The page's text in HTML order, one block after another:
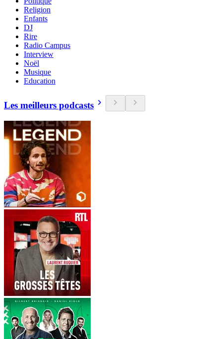
Religion
Enfants
DJ
Rire
Radio Campus
Interview
Noël
Musique
Education
Les meilleurs podcasts